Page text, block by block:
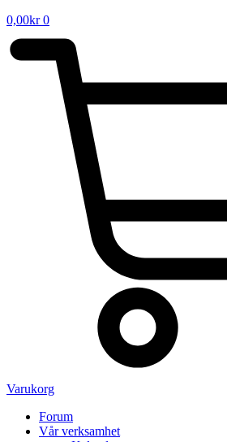
0,00kr 0
Varukorg
Forum
Vår verksamhet